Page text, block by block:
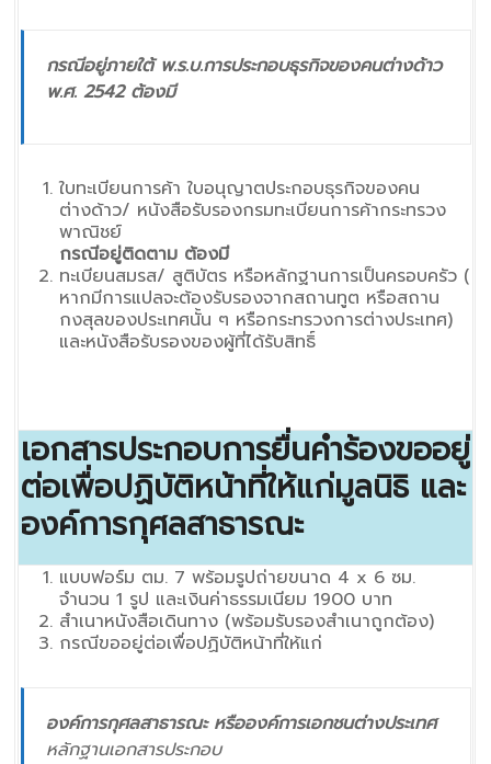
กรณีอยู่ภายใต้ พ.ร.บ.การประกอบธุรกิจของคนต่างด้าว
พ.ศ. 2542 ต้องมี
ใบทะเบียนการค้า ใบอนุญาตประกอบธุรกิจของคน
ต่างด้าว/ หนังสือรับรองกรมทะเบียนการค้ากระทรวง
พาณิชย์
กรณีอยู่ติดตาม ต้องมี
ทะเบียนสมรส/ สูติบัตร หรือหลักฐานการเป็นครอบครัว (
หากมีการแปลจะต้องรับรองจากสถานทูต หรือสถาน
กงสุลของประเทศนั้น ๆ หรือกระทรวงการต่างประเทศ)
และหนังสือรับรองของผู้ที่ได้รับสิทธิ์
เอกสารประกอบการยื่นคำร้องขออยู่
ต่อเพื่อปฏิบัติหน้าที่ให้แก่มูลนิธิ และ
องค์การกุศลสาธารณะ
แบบฟอร์ม ตม. 7 พร้อมรูปถ่ายขนาด 4 x 6 ซม.
จำนวน 1 รูป และเงินค่าธรรมเนียม 1900 บาท
สำเนาหนังสือเดินทาง (พร้อมรับรองสำเนาถูกต้อง)
กรณีขออยู่ต่อเพื่อปฏิบัติหน้าที่ให้แก่
องค์การกุศลสาธารณะ หรือองค์การเอกชนต่างประเทศ
หลักฐานเอกสารประกอบ